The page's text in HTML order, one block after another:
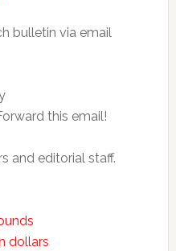
bulletin via email
this email!
and editorial staff.
dollars